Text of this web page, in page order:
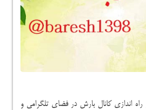
راه اندازی کانال بارش در فضای تلگرامی و